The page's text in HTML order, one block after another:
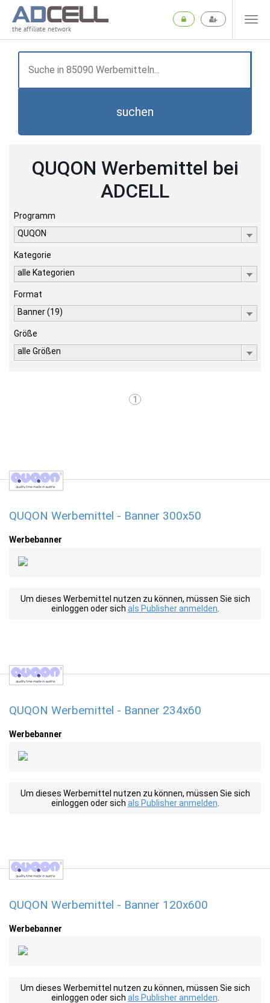
the affiliate network
suchen
QUQON Werbemittel bei
ADCELL
Programm
QUQON
Kategorie
alle Kategorien
Format
Banner (19)
Größe
alle Größen
1
QUQON Werbemittel - Banner 300x50
Werbebanner
Um dieses Werbemittel nutzen zu können, müssen Sie sich
einloggen oder sich als Publisher anmelden
QUQON Werbemittel - Banner 234x60
Werbebanner
Um dieses Werbemittel nutzen zu können, müssen Sie sich
einloggen oder sich als Publisher anmelden
QUQON Werbemittel - Banner 120x600
Werbebanner
Um dieses Werbemittel nutzen zu können, müssen Sie sich
einloggen oder sich als Publisher anmelden